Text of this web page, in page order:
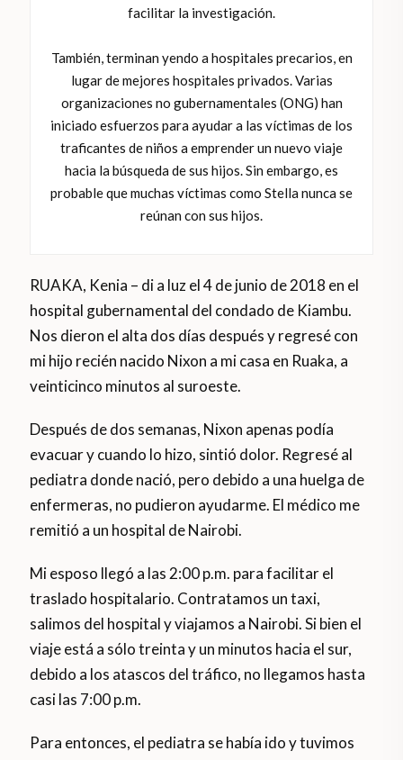
facilitar la investigación.
También, terminan yendo a hospitales precarios, en
lugar de mejores hospitales privados. Varias
organizaciones no gubernamentales (ONG) han
iniciado esfuerzos para ayudar a las víctimas de los
traficantes de niños a emprender un nuevo viaje
hacia la búsqueda de sus hijos. Sin embargo, es
probable que muchas víctimas como Stella nunca se
reúnan con sus hijos.
RUAKA, Kenia – di a luz el 4 de junio de 2018 en el
hospital gubernamental del condado de Kiambu.
Nos dieron el alta dos días después y regresé con
mi hijo recién nacido Nixon a mi casa en Ruaka, a
veinticinco minutos al suroeste.
Después de dos semanas, Nixon apenas podía
evacuar y cuando lo hizo, sintió dolor. Regresé al
pediatra donde nació, pero debido a una huelga de
enfermeras, no pudieron ayudarme. El médico me
remitió a un hospital de Nairobi.
Mi esposo llegó a las 2:00 p.m. para facilitar el
traslado hospitalario. Contratamos un taxi,
salimos del hospital y viajamos a Nairobi. Si bien el
viaje está a sólo treinta y un minutos hacia el sur,
debido a los atascos del tráfico, no llegamos hasta
casi las 7:00 p.m.
Para entonces, el pediatra se había ido y tuvimos